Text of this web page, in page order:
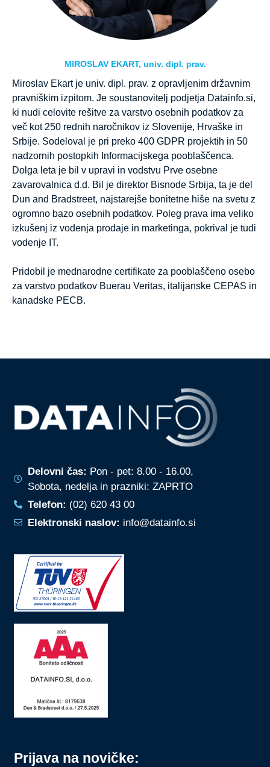
MIROSLAV EKART, univ. dipl. prav.
Miroslav Ekart je univ. dipl. prav. z opravljenim državnim
pravniškim izpitom. Je soustanovitelj podjetja Datainfo.si,
ki nudi celovite rešitve za varstvo osebnih podatkov za
več kot 250 rednih naročnikov iz Slovenije, Hrvaške in
Srbije. Sodeloval je pri preko 400 GDPR projektih in 50
nadzornih postopkih Informacijskega pooblaščenca.
Dolga leta je bil v upravi in vodstvu Prve osebne
zavarovalnica d.d. Bil je direktor Bisnode Srbija, ta je del
Dun and Bradstreet, najstarejše bonitetne hiše na svetu z
ogromno bazo osebnih podatkov. Poleg prava ima veliko
izkušenj iz vodenja prodaje in marketinga, pokrival je tudi
vodenje IT.
Pridobil je mednarodne certifikate za pooblaščeno osebo
za varstvo podatkov Buerau Veritas, italijanske CEPAS in
kanadske PECB.
Delovni čas: Pon - pet: 8.00 - 16.00,
Sobota, nedelja in prazniki: ZAPRTO
Telefon: (02) 620 43 00
Elektronski naslov: info@datainfo.si
Prijava na novičke: